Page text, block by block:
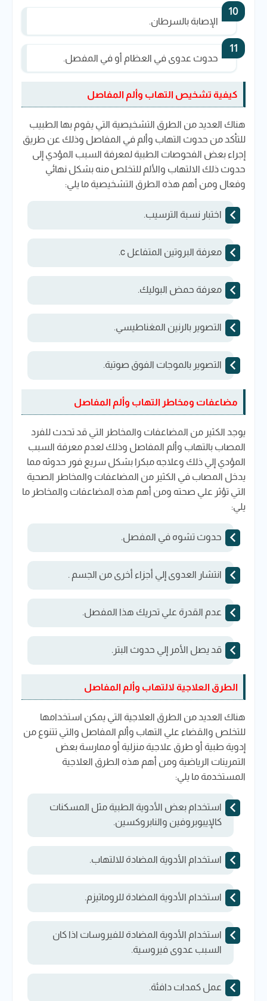
الإصابة بالسرطان.
حدوث عدوى في العظام أو في المفصل.
كيفية تشخيص التهاب وألم المفاصل
هناك العديد من الطرق التشخيصية التي يقوم بها الطبيب
للتأكد من حدوث التهاب وألم في المفاصل وذلك عن طريق
إجراء بعض الفحوصات الطبية لمعرفة السبب المؤدي إلى
حدوث ذلك الالتهاب والألم للتخلص منه بشكل نهائي
وفعال ومن أهم هذه الطرق التشخيصية ما يلي:
اختبار نسبة الترسيب.
معرفة البروتين المتفاعل c.
معرفة حمض البوليك.
التصوير بالرنين المغناطيسي.
التصوير بالموجات الفوق صوتية.
مضاعفات ومخاطر التهاب وألم المفاصل
يوجد الكثير من المضاعفات والمخاطر التي قد تحدث للفرد
المصاب بالتهاب وألم المفاصل وذلك لعدم معرفة السبب
المؤدي إلي ذلك وعلاجه مبكرا بشكل سريع فور حدوثه مما
يدخل المصاب في الكثير من المضاعفات والمخاطر الصحية
التي تؤثر علي صحته ومن أهم هذه المضاعفات والمخاطر ما
يلي:
حدوث تشوه في المفصل.
انتشار العدوى إلي أجزاء أخرى من الجسم .
عدم القدرة علي تحريك هذا المفصل.
قد يصل الأمر إلي حدوث البتر.
الطرق العلاجية لالتهاب وألم المفاصل
هناك العديد من الطرق العلاجية التي يمكن استخدامها
للتخلص والقضاء علي التهاب وألم المفاصل والتي تتنوع من
إدوية طبية أو طرق علاجية منزلية أو ممارسة بعض
التمرينات الرياضية ومن أهم هذه الطرق العلاجية
المستخدمة ما يلي:
استخدام بعض الأدوية الطبية مثل المسكنات
كالإيبوبروفين والنابروكسين.
استخدام الأدوية المضادة للالتهاب.
استخدام الأدوية المضادة للروماتيزم.
استخدام الأدوية المضادة للفيروسات اذا كان
السبب عدوى فيروسية.
عمل كمدات دافئة.